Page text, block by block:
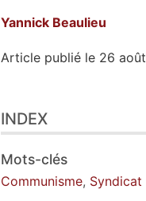
Yannick Beaulieu
Article publié le 26
Texte
Illustrations
Citer cet article
Auteur
INDEX
Mots-clés
Communisme, Syndicat